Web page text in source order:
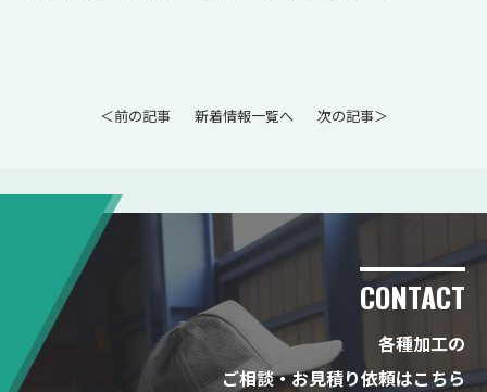
＜前の記事 新着情報一覧へ 次の記事＞
CONTACT
各種加工の
ご相談・お見積り依頼はこちら